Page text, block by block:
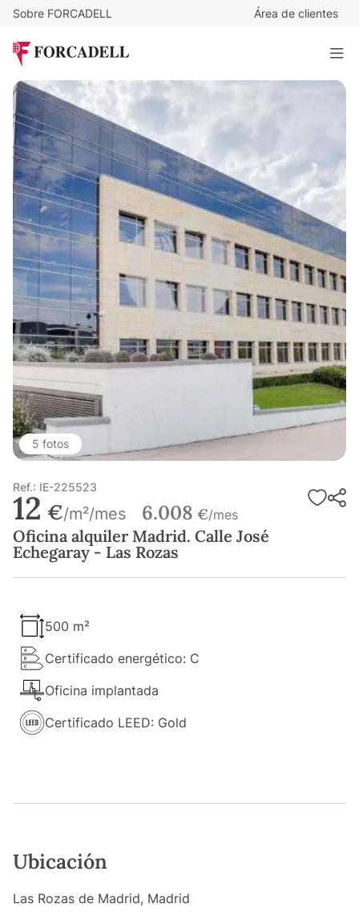
Sobre FORCADELL Área de clientes
Oficina alquiler Madrid. Calle José Echegaray - Las Rozas
500 m²
5 fotos
Ref.: IE-225523
12 €/m²/mes 6.008 €/mes
Oficina alquiler Madrid. Calle José
Echegaray - Las Rozas
500 m²
Certificado energético: C
Oficina implantada
Certificado LEED: Gold
Ubicación
Las Rozas de Madrid, Madrid